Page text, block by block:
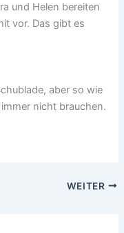
und Helen bereiten
vor. Das gibt es
aber so wie
nicht brauchen.
WEITER